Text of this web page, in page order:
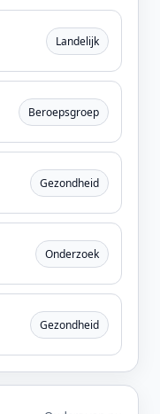
Landelijk
Beroepsgroep
Gezondheid
Onderzoek
Gezondheid